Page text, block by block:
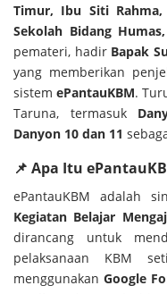
Timur, Ibu Siti Rahma,
Sekolah Bidang
pemateri, hadir Bapak
yang memberikan
sistem ePantauKBM.
Taruna, termasuk
Danyon 10 dan 11
📌 Apa Itu
ePantauKBM adalah
Kegiatan Belajar
dirancang untuk
pelaksanaan KBM
menggunakanGoogle